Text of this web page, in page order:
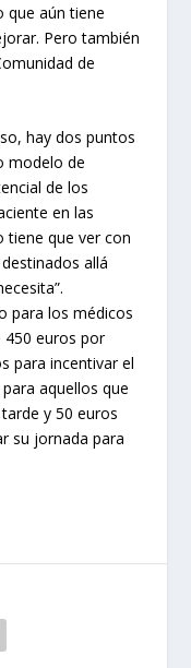
que aún tiene
Pero también
de
hay dos puntos
modelo de
de los
en las
tiene que ver con
allá
para los médicos
450 euros por
para incentivar el
aquellos que
y 50 euros
su jornada para